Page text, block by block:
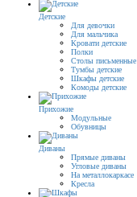
Детские
Для девочки
Для мальчика
Кровати детские
Полки
Столы письменные
Тумбы детские
Шкафы детские
Комоды детские
Прихожие
Модульные
Обувницы
Диваны
Прямые диваны
Угловые диваны
На металлокаркасе
Кресла